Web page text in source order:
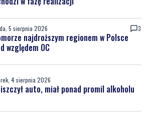
5 sierpnia 2026 3
najdroższym regionem w Polsce
względem OC
4 sierpnia 2026
auto, miał ponad promil alkoholu